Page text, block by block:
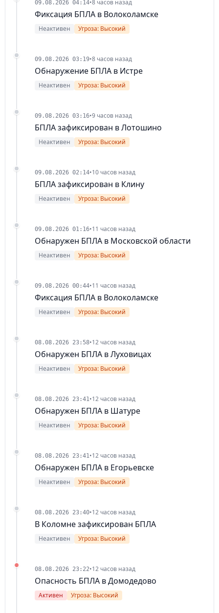
09.08.2026 04:14•8 часов назад
Фиксация БПЛА в Волоколамске
Неактивен Угроза: Высокий
09.08.2026 03:19•8 часов назад
Обнаружение БПЛА в Истре
Неактивен Угроза: Высокий
09.08.2026 03:16•9 часов назад
БПЛА зафиксирован в Лотошино
Неактивен Угроза: Высокий
09.08.2026 02:14•10 часов назад
БПЛА зафиксирован в Клину
Неактивен Угроза: Высокий
09.08.2026 01:16•11 часов назад
Обнаружен БПЛА в Московской области
Неактивен Угроза: Высокий
09.08.2026 00:44•11 часов назад
Фиксация БПЛА в Волоколамске
Неактивен Угроза: Высокий
08.08.2026 23:58•12 часов назад
Обнаружен БПЛА в Луховицах
Неактивен Угроза: Высокий
08.08.2026 23:41•12 часов назад
Обнаружен БПЛА в Шатуре
Неактивен Угроза: Высокий
08.08.2026 23:41•12 часов назад
Обнаружен БПЛА в Егорьевске
Неактивен Угроза: Высокий
08.08.2026 23:40•12 часов назад
В Коломне зафиксирован БПЛА
Неактивен Угроза: Высокий
08.08.2026 23:22•12 часов назад
Опасность БПЛА в Домодедово
Активен Угроза: Высокий